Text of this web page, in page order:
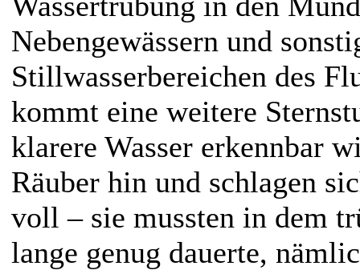
Nebengewässern und
Stillwasserbereichen des
kommt eine weitere
klarere Wasser erkennbar
Räuber hin und schlagen
voll – sie mussten in dem
lange genug dauerte,